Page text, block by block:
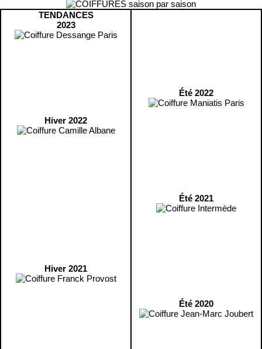
TENDANCES
2023
Hiver 2022
Hiver 2021
Été 2022
Été 2021
Été 2020